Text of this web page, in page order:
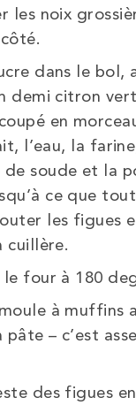
les noix
dans le bol,
demi citron
en
l’eau, la
de soude et la
ce que
les figues
cuillère.
four à 180
à muffins
– c’est
des figues